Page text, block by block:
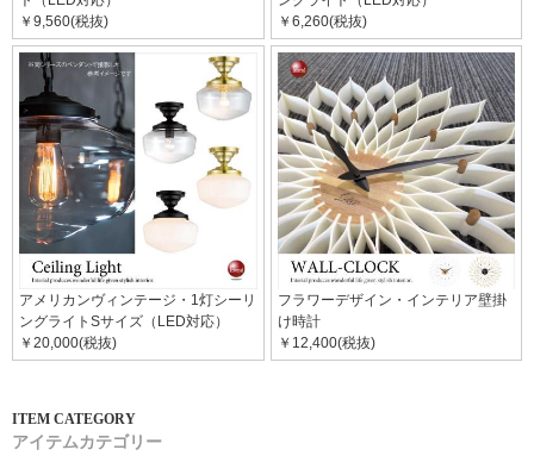
￥9,560(税抜)
￥6,260(税抜)
アメリカンヴィンテージ・1灯シーリ
ングライトSサイズ（LED対応）
￥20,000(税抜)
フラワーデザイン・インテリア壁掛
け時計
￥12,400(税抜)
アイテムカテゴリー